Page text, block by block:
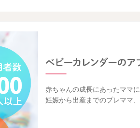
赤ちゃんの成長にあったママ
妊娠から出産までのプレママ